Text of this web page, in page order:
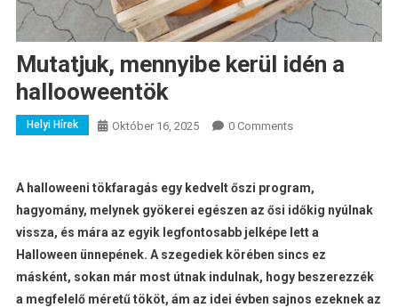
Mutatjuk, mennyibe kerül idén a
hallooweentök
Helyi Hírek Október 16, 2025 0 Comments
A halloweeni tökfaragás egy kedvelt őszi program,
hagyomány, melynek gyökerei egészen az ősi időkig nyúlnak
vissza, és mára az egyik legfontosabb jelképe lett a
Halloween ünnepének. A szegediek körében sincs ez
másként, sokan már most útnak indulnak, hogy beszerezzék
a megfelelő méretű tököt, ám az idei évben sajnos ezeknek az